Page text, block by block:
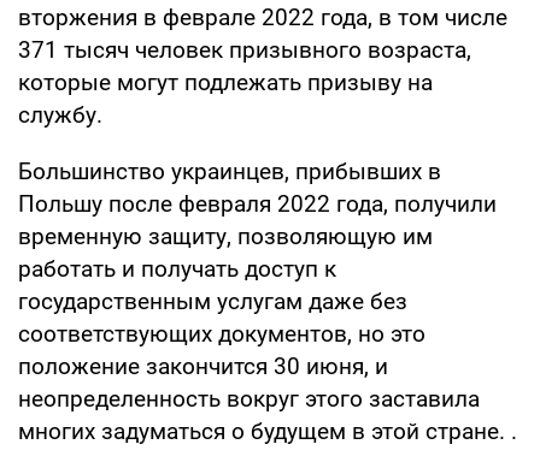
вторжения в феврале 2022 года, в том числе
371 тысяч человек призывного возраста,
которые могут подлежать призыву на
службу.
Большинство украинцев, прибывших в
Польшу после февраля 2022 года, получили
временную защиту, позволяющую им
работать и получать доступ к
государственным услугам даже без
соответствующих документов, но это
положение закончится 30 июня, и
неопределенность вокруг этого заставила
многих задуматься о будущем в этой стране. .